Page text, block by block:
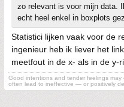
zo relevant is voor mijn data.
echt heel enkel in boxplots
Statistici lijken vaak voor de
ingenieur heb ik liever het
meetfout in de x- als in de y-
Good intentions and tender feelings
often lead to ineffective — or positively